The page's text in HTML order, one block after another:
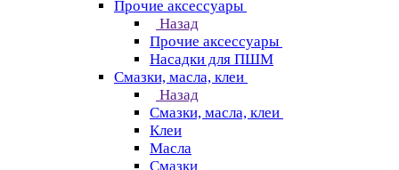
Прочие аксессуары
Назад
Прочие аксессуары
Насадки для ПШМ
Смазки, масла, клеи
Назад
Смазки, масла, клеи
Клеи
Масла
Смазки